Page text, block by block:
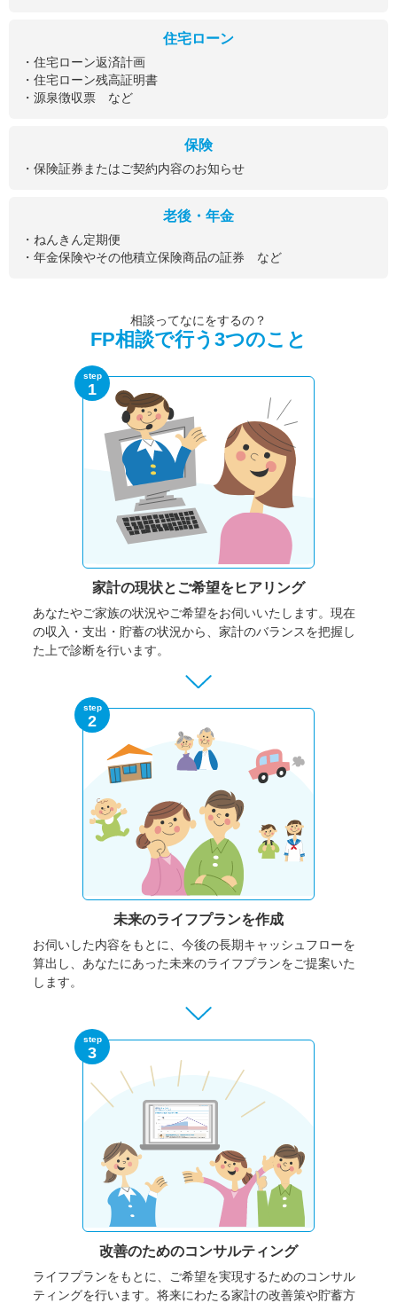
住宅ローン
・住宅ローン返済計画
・住宅ローン残高証明書
・源泉徴収票 など
保険
・保険証券またはご契約内容のお知らせ
老後・年金
・ねんきん定期便
・年金保険やその他積立保険商品の証券 など
相談ってなにをするの？
FP相談で行う3つのこと
step
1
家計の現状と ご希望をヒアリング
あなたやご家族の状況やご希望をお伺いいたします。 現在
の収入・支出・貯蓄の状況から、家計のバランスを把握し
た上で診断を行います。
step
2
未来のライフプランを作成
お伺いした内容をもとに、今後の長期キャッシュフローを
算出し、あなたにあった未来のライフプランをご提案いた
します。
step
3
改善のためのコンサルティング
ライフプランをもとに、ご希望を実現するためのコンサル
ティングを行います。将来にわたる家計の改善策や貯蓄方